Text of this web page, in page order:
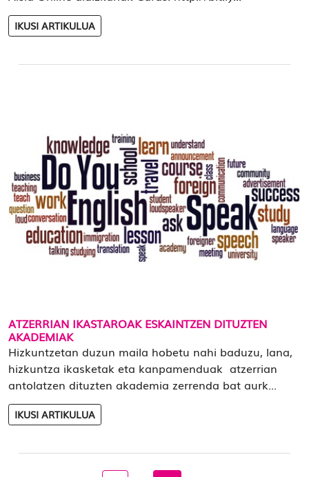
IKUSI ARTIKULUA
ATZERRIAN IKASTAROAK ESKAINTZEN DITUZTEN
AKADEMIAK
Hizkuntzetan duzun maila hobetu nahi baduzu, lana,
hizkuntza ikasketak eta kanpamenduak atzerrian
antolatzen dituzten akademia zerrenda bat aurk...
IKUSI ARTIKULUA